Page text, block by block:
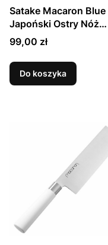
Satake Macaron Blue
Japoński Ostry Nóż
Kuchenny Nakiri Tasak
Do Siekania 17cm
Cena
99,00 zł
Do koszyka